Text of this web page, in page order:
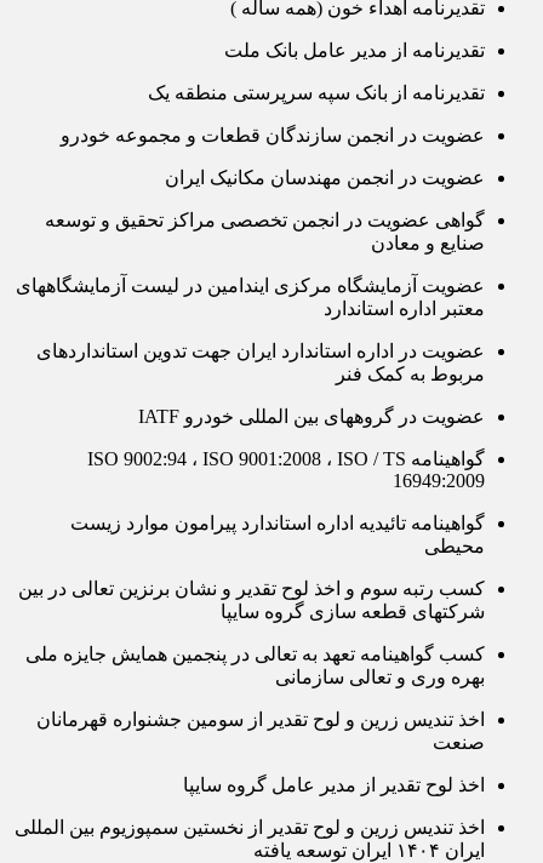
تقدیرنامه اهداء خون (همه ساله )
تقدیرنامه از مدیر عامل بانک ملت
تقدیرنامه از بانک سپه سرپرستی منطقه یک
عضویت در انجمن سازندگان قطعات و مجموعه خودرو
عضویت در انجمن مهندسان مکانیک ایران
گواهی عضویت در انجمن تخصصی مراکز تحقیق و توسعه
صنایع و معادن
عضویت آزمایشگاه مرکزی ایندامین در لیست آزمایشگاههای
معتبر اداره استاندارد
عضویت در اداره استاندارد ایران جهت تدوین استانداردهای
مربوط به کمک فنر
عضویت در گروههای بین المللی خودرو IATF
گواهینامه ISO 9002:94 ، ISO 9001:2008 ، ISO / TS
16949:2009
گواهینامه تائیدیه اداره استاندارد پیرامون موارد زیست
محیطی
کسب رتبه سوم و اخذ لوح تقدیر و نشان برنزین تعالی در بین
شرکتهای قطعه سازی گروه سایپا
کسب گواهینامه تعهد به تعالی در پنجمین همایش جایزه ملی
بهره وری و تعالی سازمانی
اخذ تندیس زرین و لوح تقدیر از سومین جشنواره قهرمانان
صنعت
اخذ لوح تقدیر از مدیر عامل گروه سایپا
اخذ تندیس زرین و لوح تقدیر از نخستین سمپوزیوم بین المللی
ایران ۱۴۰۴ ایران توسعه یافته